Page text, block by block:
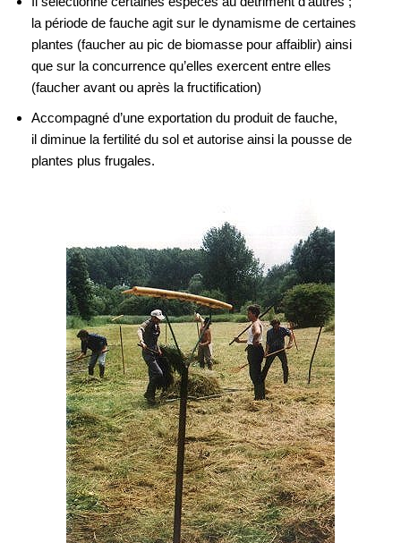
la période de fauche agit sur le dynamisme de certaines
plantes (faucher au pic de biomasse pour affaiblir) ainsi
que sur la concurrence qu’elles exercent entre elles
(faucher avant ou après la fructification)
Accompagné d’une exportation du produit de fauche,
il diminue la fertilité du sol et autorise ainsi la pousse de
plantes plus frugales.